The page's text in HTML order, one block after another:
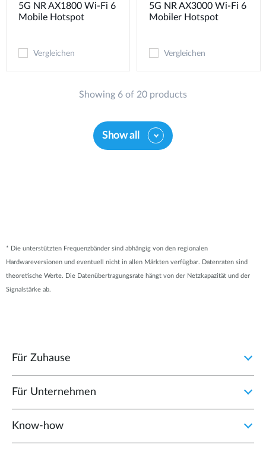
5G NR AX1800 Wi-Fi 6
Mobile Hotspot
Vergleichen
5G NR AX3000 Wi-Fi 6
Mobiler Hotspot
Vergleichen
Showing 6 of 20 products
Show all
* Die unterstützten Frequenzbänder sind abhängig von den regionalen
Hardwareversionen und eventuell nicht in allen Märkten verfügbar. Datenraten sind
theoretische Werte. Die Datenübertragungsrate hängt von der Netzkapazität und der
Signalstärke ab.
Für Zuhause
Für Unternehmen
Know-how